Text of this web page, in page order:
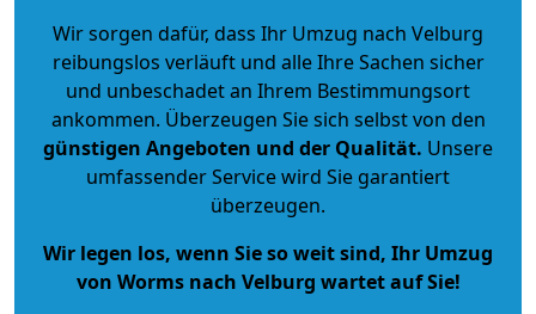
Wir sorgen dafür, dass Ihr Umzug nach Velburg
reibungslos verläuft und alle Ihre Sachen sicher
und unbeschadet an Ihrem Bestimmungsort
ankommen. Überzeugen Sie sich selbst von den
günstigen Angeboten und der Qualität. Unsere
umfassender Service wird Sie garantiert
überzeugen.
Wir legen los, wenn Sie so weit sind, Ihr Umzug
von Worms nach Velburg wartet auf Sie!